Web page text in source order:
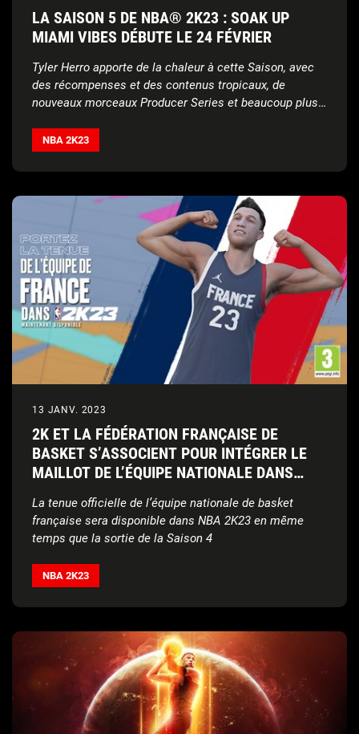
LA SAISON 5 DE NBA® 2K23 : SOAK UP
MIAMI VIBES DÉBUTE LE 24 FÉVRIER
Tyler Herro apporte de la chaleur à cette Saison, avec
des récompenses et des contenus tropicaux, de
nouveaux morceaux Producer Series et beaucoup plus
NBA 2K23
13 JANV. 2023
2K ET LA FÉDÉRATION FRANÇAISE DE
BASKET S’ASSOCIENT POUR INTÉGRER LE
MAILLOT DE L’ÉQUIPE NATIONALE DANS
La tenue officielle de l’équipe nationale de basket
française sera disponible dans NBA 2K23 en même
temps que la sortie de la Saison 4
NBA 2K23